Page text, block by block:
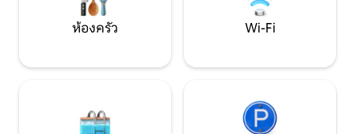
ห้องครัว Wi-Fi